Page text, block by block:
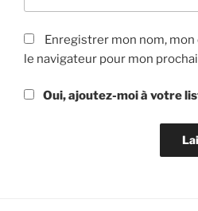
Enregistrer mon nom,
le navigateur pour mon
Oui, ajoutez-moi à votre